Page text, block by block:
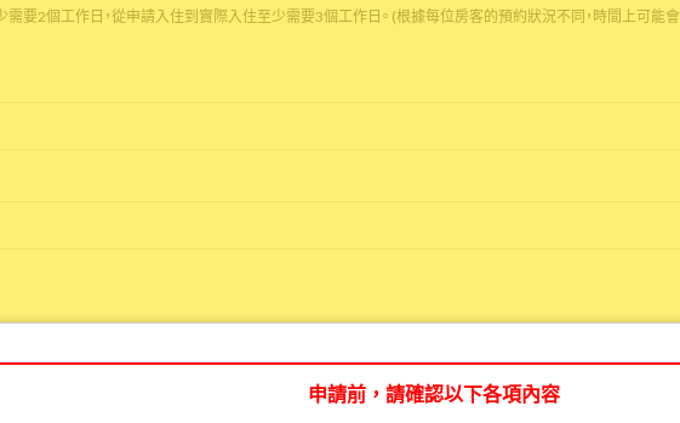
要2個工作日，從申請入住到實際入住至少需要3個工作日。 (根據每位房客的預約狀況不同，時間上可能會
隱私，在某些情況下，可能無法進入房間內參觀。在這種情況下，我們僅能帶您參觀共用空間，請見諒。
已身在日本的顧客，請見諒。（包含現場看房及線上看房）
申請前，請確認以下各項內容